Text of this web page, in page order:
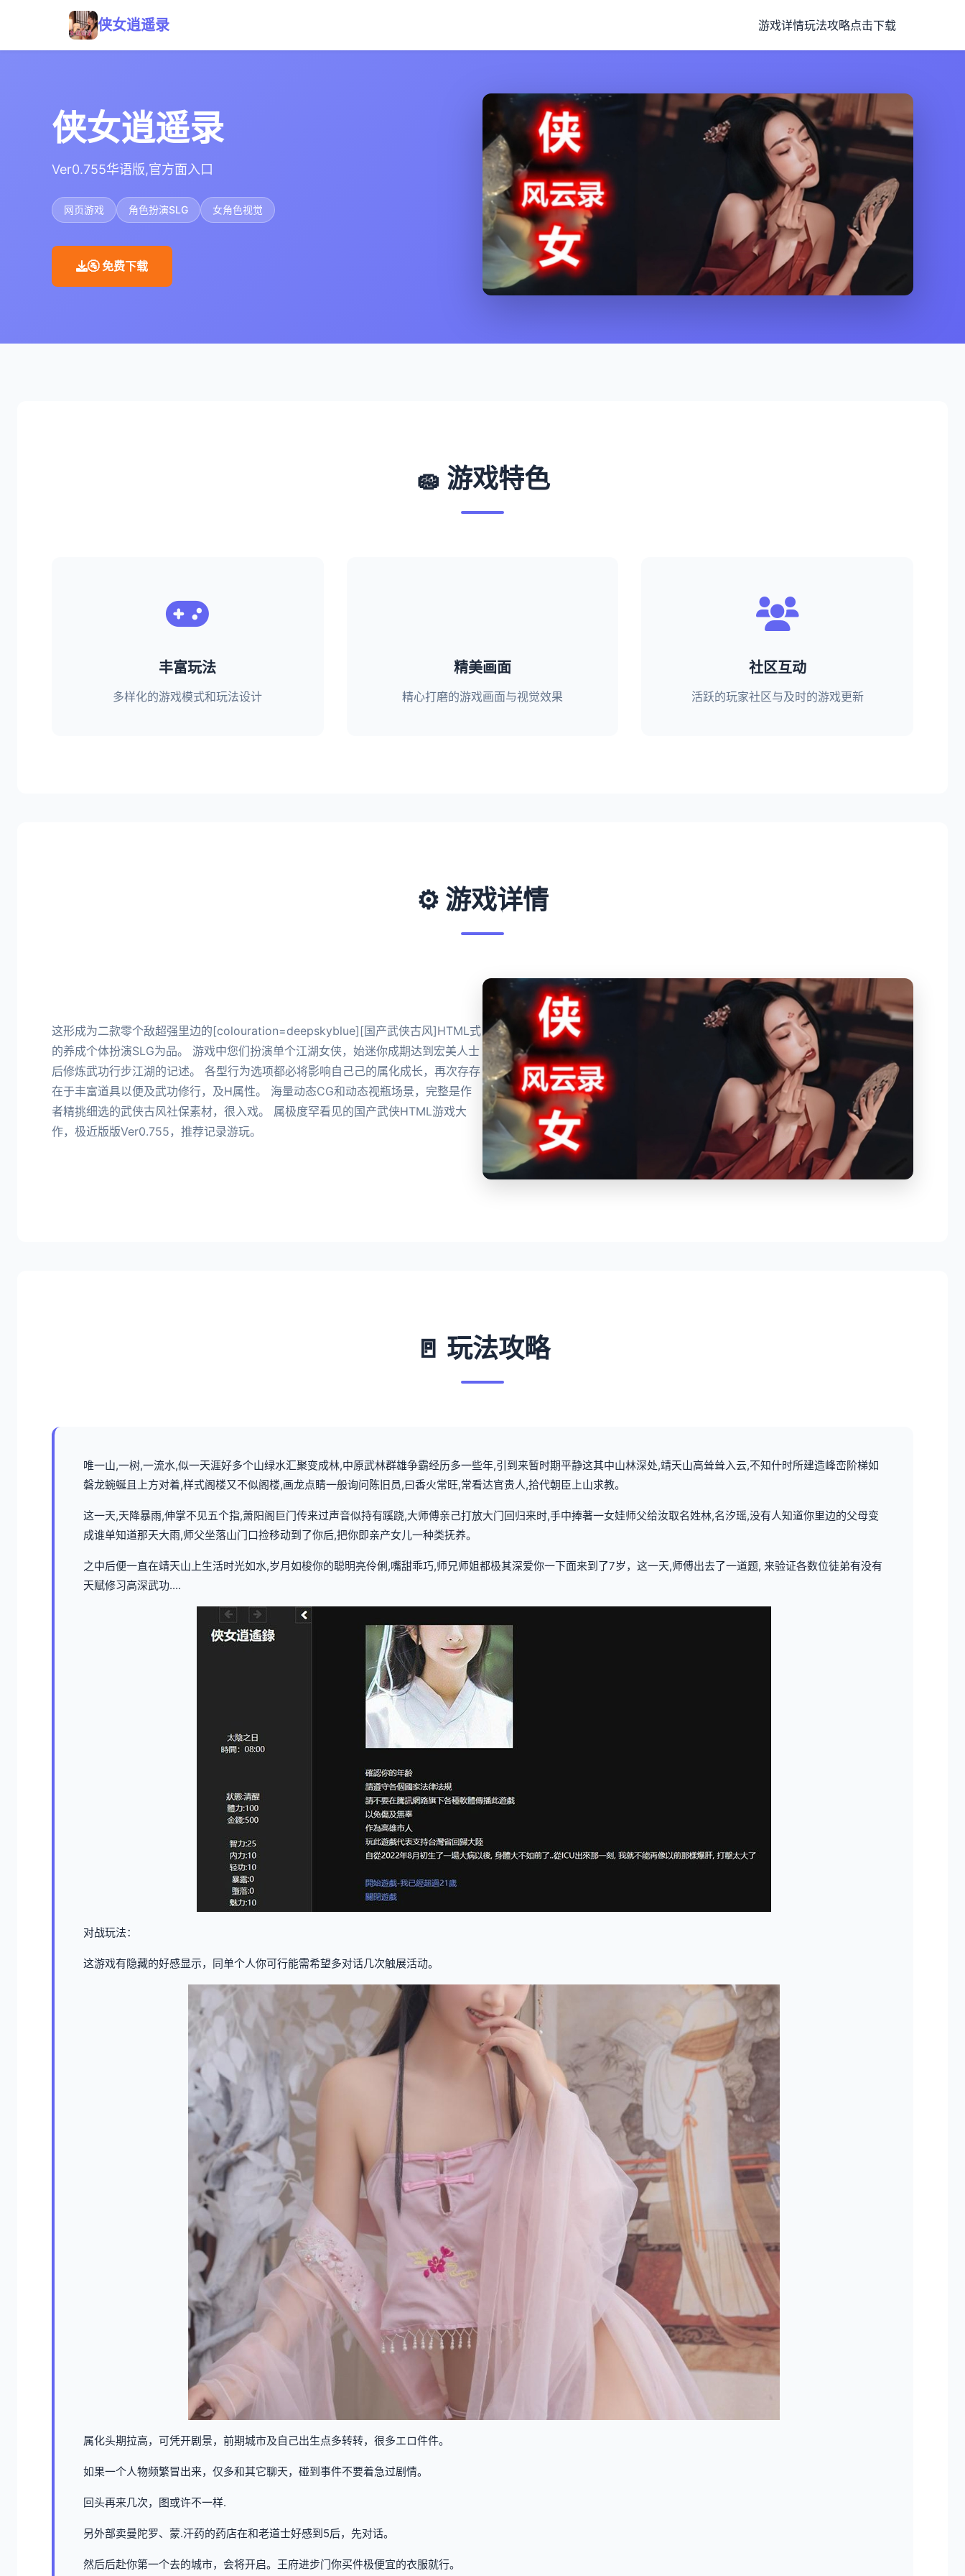
侠女逍遥录 游戏详情玩法攻略点击下载
侠女逍遥录
Ver0.755华语版,官方面入口
网页游戏 角色扮演SLG 女角色视觉
🚰 免费下载
🧽 游戏特色
丰富玩法
多样化的游戏模式和玩法设计
精美画面
精心打磨的游戏画面与视觉效果
社区互动
活跃的玩家社区与及时的游戏更新
⚙️ 游戏详情
这形成为二款零个敌超强里边的[colouration=deepskyblue][国产武侠古风]HTML式
的养成个体扮演SLG为品。 游戏中您们扮演单个江湖女侠，始迷你成期达到宏美人士
后修炼武功行步江湖的记述。 各型行为选项都必将影响自己己的属化成长，再次存存
在于丰富道具以便及武功修行，及H属性。 海量动态CG和动态视瓶场景，完整是作
者精挑细选的武侠古风社保素材，很入戏。 属极度罕看见的国产武侠HTML游戏大
作，极近版版Ver0.755，推荐记录游玩。
🚪 玩法攻略
唯一山,一树,一流水,似一天涯好多个山绿水汇聚变成林,中原武林群雄争霸经历多一些年,引到来暂时期平静这其中山林深处,靖天山高耸耸入云,不知什时所建造峰峦阶梯如
磐龙蜿蜒且上方对着,样式阁楼又不似阁楼,画龙点睛一般询问陈旧员,曰香火常旺,常看达官贵人,拾代朝臣上山求教。
这一天,天降暴雨,伸掌不见五个指,萧阳阁巨门传来过声音似持有蹊跷,大师傅亲己打放大门回归来时,手中捧著一女娃师父给汝取名姓林,名汐瑶,没有人知道你里边的父母变
成谁单知道那天大雨,师父坐落山门口捡移动到了你后,把你即亲产女儿一种类抚养。
之中后便一直在靖天山上生活时光如水,岁月如梭你的聪明亮伶俐,嘴甜乖巧,师兄师姐都极其深爱你一下面来到了7岁，这一天,师傅出去了一道题, 来验证各数位徒弟有没有
天赋修习高深武功....
对战玩法：
这游戏有隐藏的好感显示，同单个人你可行能需希望多对话几次触展活动。
属化头期拉高，可凭开剧景，前期城市及自己出生点多转转，很多エロ件件。
如果一个人物频繁冒出来，仅多和其它聊天，碰到事件不要着急过剧情。
回头再来几次，图或许不一样.
另外部卖曼陀罗、蒙.汗药的药店在和老道士好感到5后，先对话。
然后后赴你第一个去的城市，会将开启。王府进步门你买件极便宜的衣服就行。